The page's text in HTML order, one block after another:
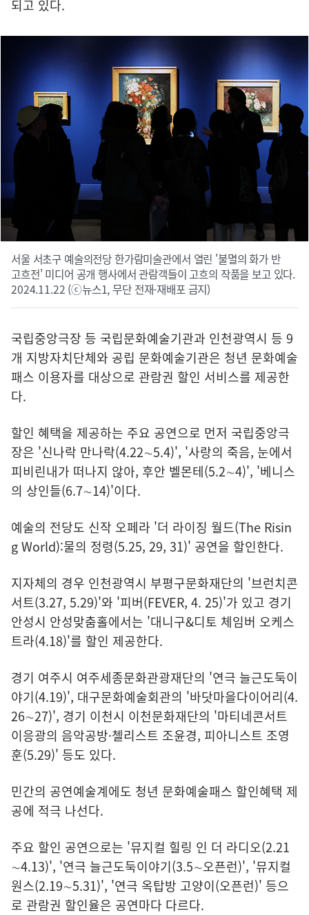
되고 있다.
서울 서초구 예술의전당 한가람미술관에서 열린 '불멸의 화가 반
고흐전' 미디어 공개 행사에서 관람객들이 고흐의 작품을 보고 있다.
2024.11.22 (ⓒ뉴스1, 무단 전재-재배포 금지)
국립중앙극장 등 국립문화예술기관과 인천광역시 등 9
개 지방자치단체와 공립 문화예술기관은 청년 문화예술
패스 이용자를 대상으로 관람권 할인 서비스를 제공한
다.
할인 혜택을 제공하는 주요 공연으로 먼저 국립중앙극
장은 '신나락 만나락(4.22∼5.4)', '사랑의 죽음, 눈에서
피비린내가 떠나지 않아, 후안 벨몬테(5.2∼4)', '베니스
의 상인들(6.7∼14)'이다.
예술의 전당도 신작 오페라 '더 라이징 월드(The Risin
g World):물의 정령(5.25, 29, 31)' 공연을 할인한다.
지자체의 경우 인천광역시 부평구문화재단의 '브런치콘
서트(3.27, 5.29)'와 '피버(FEVER, 4. 25)'가 있고 경기
안성시 안성맞춤홀에서는 '대니구&디토 체임버 오케스
트라(4.18)'를 할인 제공한다.
경기 여주시 여주세종문화관광재단의 '연극 늘근도둑이
야기(4.19)', 대구문화예술회관의 '바닷마을다이어리(4.
26∼27)', 경기 이천시 이천문화재단의 '마티네콘서트
이응광의 음악공방·첼리스트 조윤경, 피아니스트 조영
훈(5.29)' 등도 있다.
민간의 공연예술계에도 청년 문화예술패스 할인혜택 제
공에 적극 나선다.
주요 할인 공연으로는 '뮤지컬 힐링 인 더 라디오(2.21
∼4.13)', '연극 늘근도둑이야기(3.5∼오픈런)', '뮤지컬
원스(2.19∼5.31)', '연극 옥탑방 고양이(오픈런)' 등으
로 관람권 할인율은 공연마다 다르다.